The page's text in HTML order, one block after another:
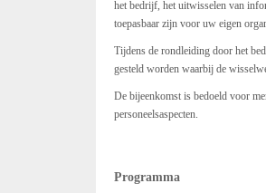
het bedrijf, het uitwisselen van
toepasbaar zijn voor uw eigen
Tijdens de rondleiding door het
gesteld worden waarbij de
De bijeenkomst is bedoeld voor
personeelsaspecten.
Programma